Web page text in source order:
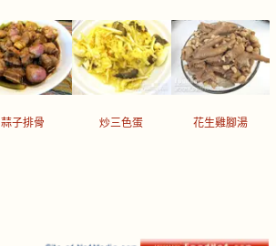
蒜子排骨 炒三色蛋 花生雞腳湯